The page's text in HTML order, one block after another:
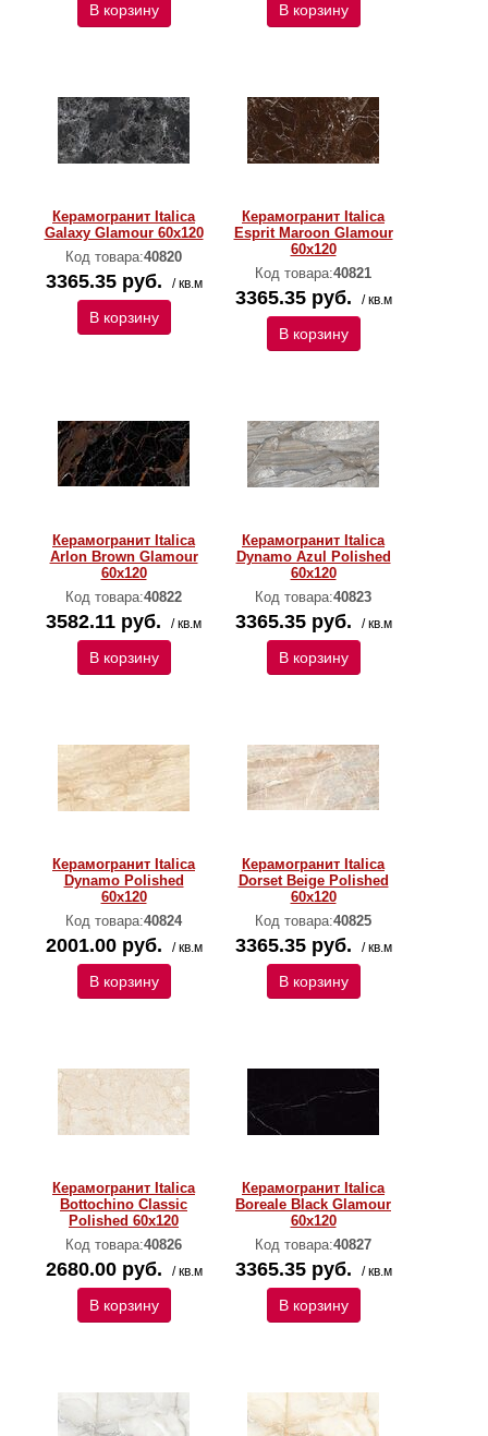
В корзину В корзину
Керамогранит Italica
Galaxy Glamour 60х120
Код товара:40820
3365.35 руб. / кв.м
В корзину
Керамогранит Italica
Esprit Maroon Glamour
60х120
Код товара:40821
3365.35 руб. / кв.м
В корзину
Керамогранит Italica
Arlon Brown Glamour
60х120
Код товара:40822
3582.11 руб. / кв.м
В корзину
Керамогранит Italica
Dynamo Azul Polished
60х120
Код товара:40823
3365.35 руб. / кв.м
В корзину
Керамогранит Italica
Dynamo Polished
60х120
Код товара:40824
2001.00 руб. / кв.м
В корзину
Керамогранит Italica
Dorset Beige Polished
60х120
Код товара:40825
3365.35 руб. / кв.м
В корзину
Керамогранит Italica
Bottochino Classic
Polished 60х120
Код товара:40826
2680.00 руб. / кв.м
В корзину
Керамогранит Italica
Boreale Black Glamour
60х120
Код товара:40827
3365.35 руб. / кв.м
В корзину